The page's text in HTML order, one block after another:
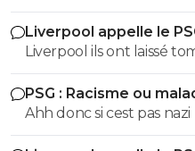
savoir vendre tes
pouvoir justement
etre ambitieux garder
caillasse quitte a se
mais mac court na pas
racheter nantes ou nice
Liverpool appelle le
Liverpool ils ont laissé
PSG : Racisme ou
Ahh donc si cest pas nazi